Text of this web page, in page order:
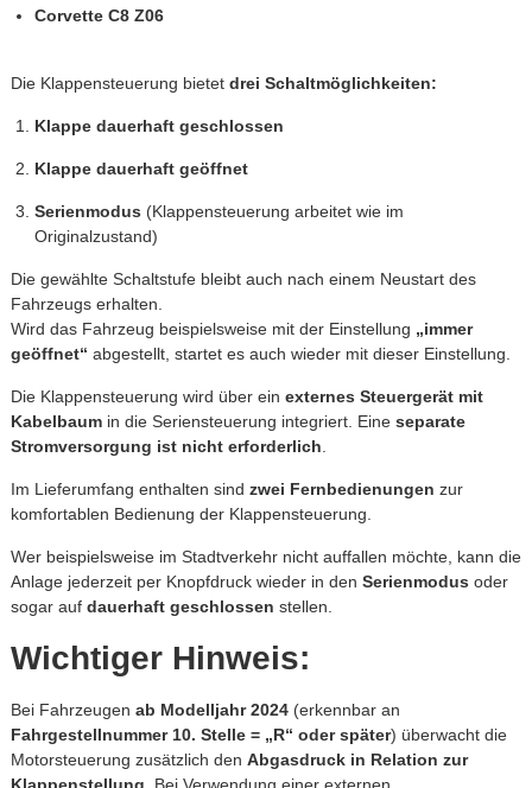
Corvette C8 Z06
Die Klappensteuerung bietet drei Schaltmöglichkeiten:
Klappe dauerhaft geschlossen
Klappe dauerhaft geöffnet
Serienmodus (Klappensteuerung arbeitet wie im
Originalzustand)
Die gewählte Schaltstufe bleibt auch nach einem Neustart des
Fahrzeugs erhalten.
Wird das Fahrzeug beispielsweise mit der Einstellung „immer
geöffnet“ abgestellt, startet es auch wieder mit dieser Einstellung.
Die Klappensteuerung wird über ein externes Steuergerät mit
Kabelbaum in die Seriensteuerung integriert. Eine separate
Stromversorgung ist nicht erforderlich.
Im Lieferumfang enthalten sind zwei Fernbedienungen zur
komfortablen Bedienung der Klappensteuerung.
Wer beispielsweise im Stadtverkehr nicht auffallen möchte, kann die
Anlage jederzeit per Knopfdruck wieder in den Serienmodus oder
sogar auf dauerhaft geschlossen stellen.
Wichtiger Hinweis:
Bei Fahrzeugen ab Modelljahr2024(erkennbar an
Fahrgestellnummer10. Stelle = „R“ oderspäter) überwacht die
Motorsteuerung zusätzlich den Abgasdruck in Relation zur